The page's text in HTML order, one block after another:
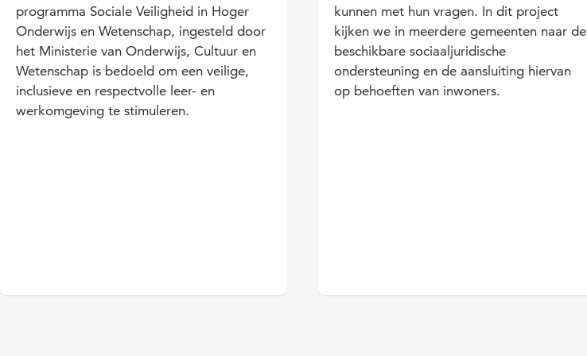
programma Sociale Veiligheid in Hoger
Onderwijs en Wetenschap, ingesteld door
het Ministerie van Onderwijs, Cultuur en
Wetenschap is bedoeld om een veilige,
inclusieve en respectvolle leer- en
werkomgeving te stimuleren.
kunnen met hun vragen. In dit project
kijken we in meerdere gemeenten naar de
beschikbare sociaaljuridische
ondersteuning en de aansluiting hiervan
op behoeften van inwoners.